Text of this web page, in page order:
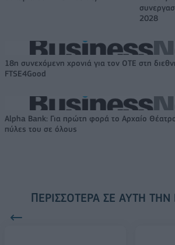
2028
18η συνεχόμενη χρονιά για τον ΟΤΕ στη
FTSE4Good
Alpha Bank: Για πρώτη φορά το Αρχαίο
πύλες του σε όλους
ΠΕΡΙΣΣΌΤΕΡΑ ΣΕ ΑΥΤΉ ΤΗΝ